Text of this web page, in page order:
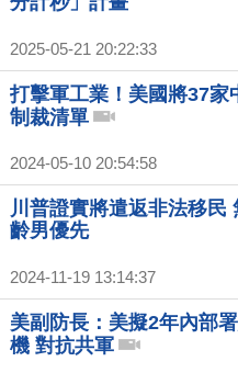
2025-05-21 20:22:33
打擊軍工業！美國將37家
制裁清單
2024-05-10 20:54:58
川普證實將遣返非法移民
齡男優先
2024-11-19 13:14:37
美副防長：美擬2年內部
機 對抗共軍